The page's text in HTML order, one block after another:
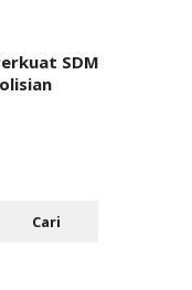
SDM